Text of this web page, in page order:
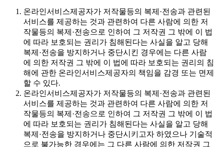
온라인서비스제공자가 저작물등의 복제·전송과 관련된
서비스를 제공하는 것과 관련하여 다른 사람에 의한 저
작물등의 복제·전송으로 인하여 그 저작권 그 밖에 이 법
에 따라 보호되는 권리가 침해된다는 사실을 알고 당해
복제·전송을 방지하거나 중단시킨 경우에는 다른 사람
에 의한 저작권 그 밖에 이 법에 따라 보호되는 권리의 침
해에 관한 온라인서비스제공자의 책임을 감경 또는 면제
할 수 있다.
온라인서비스제공자가 저작물등의 복제·전송과 관련된
서비스를 제공하는 것과 관련하여 다른 사람에 의한 저
작물등의 복제·전송으로 인하여 그 저작권 그 밖에 이 법
에 따라 보호되는 권리가 침해된다는 사실을 알고 당해
복제·전송을 방지하거나 중단시키고자 하였으나 기술적
으로 불가능한 경우에는 그 다른 사람에 의한 저작권 그